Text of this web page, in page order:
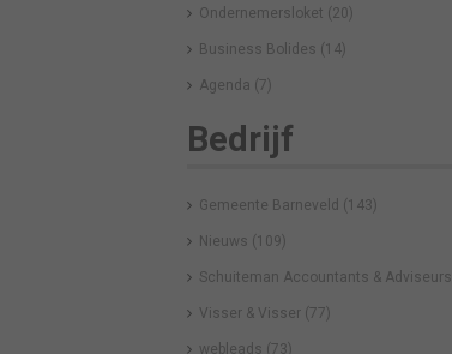
Ondernemersloket (20)
Business Bolides (14)
Agenda (7)
Bedrijf
Gemeente Barneveld (143)
Nieuws (109)
Schuiteman Accountants & Adviseurs
Visser & Visser (77)
webleads (73)